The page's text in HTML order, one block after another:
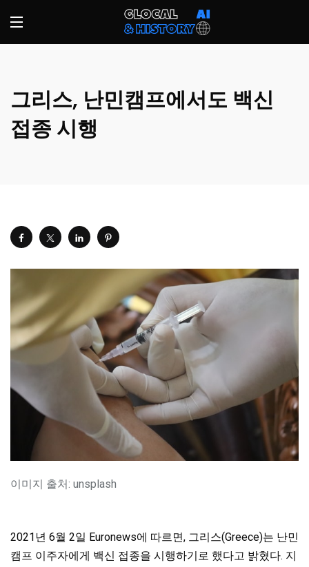
그리스, 난민캠프에서도 백신
접종 시행
이미지 출처: unsplash
2021년 6월 2일 Euronews에 따르면, 그리스(Greece)는 난민
캠프 이주자에게 백신 접종을 시행하기로 했다고 밝혔다. 지